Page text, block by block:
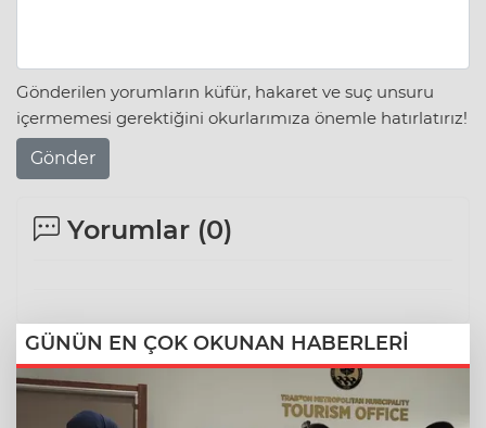
Gönderilen yorumların küfür, hakaret ve suç unsuru
içermemesi gerektiğini okurlarımıza önemle hatırlatırız!
Gönder
Yorumlar (0)
GÜNÜN EN ÇOK OKUNAN HABERLERİ